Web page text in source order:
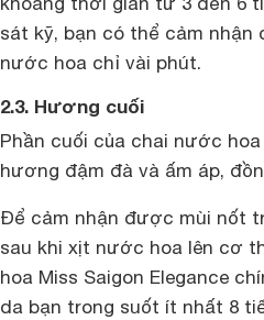
sát kỹ, bạn có thể cảm
nước hoa chỉ vài phút.
2.3. Hương cuối
Phần cuối của chai nước
hương đậm đà và ấm áp,
Để cảm nhận được mùi nốt
sau khi xịt nước hoa lên cơ
hoa Miss Saigon Elegance
da bạn trong suốt ít nhất 8